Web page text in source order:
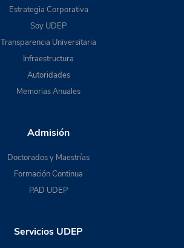
Estrategia Corporativa
Soy UDEP
Transparencia Universitaria
Infraestructura
Autoridades
Memorias Anuales
Admisión
Doctorados y Maestrías
Formación Continua
PAD UDEP
Servicios UDEP